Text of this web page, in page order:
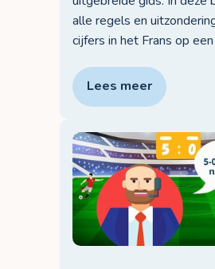
alle regels en
cijfers in het Frans op
Lees meer